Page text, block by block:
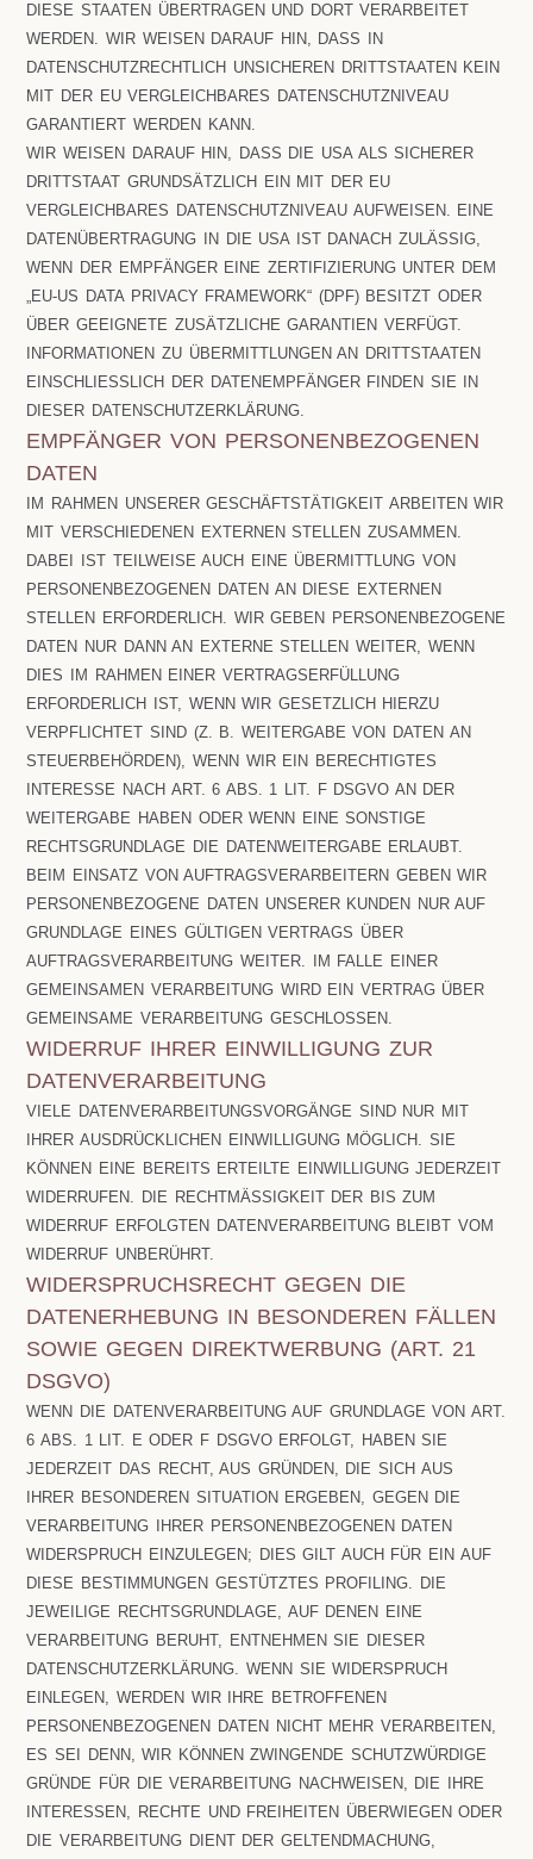
DIESE STAATEN ÜBERTRAGEN UND DORT VERARBEITET
WERDEN. WIR WEISEN DARAUF HIN, DASS IN
DATENSCHUTZRECHTLICH UNSICHEREN DRITTSTAATEN KEIN
MIT DER EU VERGLEICHBARES DATENSCHUTZNIVEAU
GARANTIERT WERDEN KANN.
WIR WEISEN DARAUF HIN, DASS DIE USA ALS SICHERER
DRITTSTAAT GRUNDSÄTZLICH EIN MIT DER EU
VERGLEICHBARES DATENSCHUTZNIVEAU AUFWEISEN. EINE
DATENÜBERTRAGUNG IN DIE USA IST DANACH ZULÄSSIG,
WENN DER EMPFÄNGER EINE ZERTIFIZIERUNG UNTER DEM
„EU-US DATA PRIVACY FRAMEWORK“ (DPF) BESITZT ODER
ÜBER GEEIGNETE ZUSÄTZLICHE GARANTIEN VERFÜGT.
INFORMATIONEN ZU ÜBERMITTLUNGEN AN DRITTSTAATEN
EINSCHLIESSLICH DER DATENEMPFÄNGER FINDEN SIE IN D
IESER DATENSCHUTZERKLÄRUNG.
EMPFÄNGER VON PERSONENBEZOGENEN
DATEN
IM RAHMEN UNSERER GESCHÄFTSTÄTIGKEIT ARBEITEN WIR
MIT VERSCHIEDENEN EXTERNEN STELLEN ZUSAMMEN.
DABEI IST TEILWEISE AUCH EINE ÜBERMITTLUNG VON
PERSONENBEZOGENEN DATEN AN DIESE EXTERNEN
STELLEN ERFORDERLICH. WIR GEBEN PERSONENBEZOGENE
DATEN NUR DANN AN EXTERNE STELLEN WEITER, WENN
DIES IM RAHMEN EINER VERTRAGSERFÜLLUNG
ERFORDERLICH IST, WENN WIR GESETZLICH HIERZU
VERPFLICHTET SIND (Z. B. WEITERGABE VON DATEN AN
STEUERBEHÖRDEN), WENN WIR EIN BERECHTIGTES
INTERESSE NACH ART. 6 ABS. 1 LIT. F DSGVO AN DER
WEITERGABE HABEN ODER WENN EINE SONSTIGE
RECHTSGRUNDLAGE DIE DATENWEITERGABE ERLAUBT.
BEIM EINSATZ VON AUFTRAGSVERARBEITERN GEBEN WIR
PERSONENBEZOGENE DATEN UNSERER KUNDEN NUR AUF
GRUNDLAGE EINES GÜLTIGEN VERTRAGS ÜBER
AUFTRAGSVERARBEITUNG WEITER. IM FALLE EINER
GEMEINSAMEN VERARBEITUNG WIRD EIN VERTRAG ÜBER
GEMEINSAME VERARBEITUNG GESCHLOSSEN.
WIDERRUF IHRER EINWILLIGUNG ZUR
DATENVERARBEITUNG
VIELE DATENVERARBEITUNGSVORGÄNGE SIND NUR MIT
IHRER AUSDRÜCKLICHEN EINWILLIGUNG MÖGLICH. SIE
KÖNNEN EINE BEREITS ERTEILTE EINWILLIGUNG JEDERZEIT
WIDERRUFEN. DIE RECHTMÄSSIGKEIT DER BIS ZUM W
IDERRUF ERFOLGTEN DATENVERARBEITUNG BLEIBT VOM W
IDERRUF UNBERÜHRT.
WIDERSPRUCHSRECHT GEGEN DIE
DATENERHEBUNG IN BESONDEREN FÄLLEN
SOWIE GEGEN DIREKTWERBUNG (ART. 21
DSGVO)
WENN DIE DATENVERARBEITUNG AUF GRUNDLAGE VON ART.
6 ABS. 1 LIT. E ODER F DSGVO ERFOLGT, HABEN SIE
JEDERZEIT DAS RECHT, AUS GRÜNDEN, DIE SICH AUS
IHRER BESONDEREN SITUATION ERGEBEN, GEGEN DIE
VERARBEITUNG IHRER PERSONENBEZOGENEN DATEN
WIDERSPRUCH EINZULEGEN; DIES GILT AUCH FÜR EIN AUF
DIESE BESTIMMUNGEN GESTÜTZTES PROFILING. DIE
JEWEILIGE RECHTSGRUNDLAGE, AUF DENEN EINE
VERARBEITUNG BERUHT, ENTNEHMEN SIE DIESER
DATENSCHUTZERKLÄRUNG. WENN SIE WIDERSPRUCH
EINLEGEN, WERDEN WIR IHRE BETROFFENEN
PERSONENBEZOGENEN DATEN NICHT MEHR VERARBEITEN,
ES SEI DENN, WIR KÖNNEN ZWINGENDE SCHUTZWÜRDIGE
GRÜNDE FÜR DIE VERARBEITUNG NACHWEISEN, DIE IHRE
INTERESSEN, RECHTE UND FREIHEITEN ÜBERWIEGEN ODER
DIE VERARBEITUNG DIENT DER GELTENDMACHUNG,